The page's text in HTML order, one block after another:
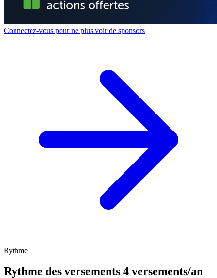
Connectez-vous pour ne plus voir de sponsors
Rythme
Rythme des versements 4 versements/an